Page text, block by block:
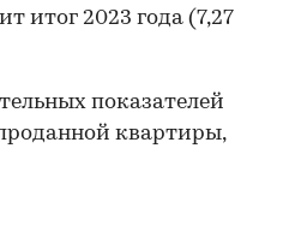
итог 2023 года (7,27
показателей
квартиры,